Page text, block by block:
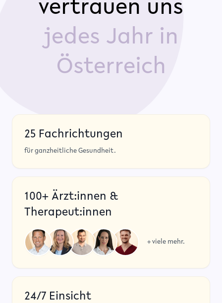
vertrauen uns
jedes Jahr in
Österreich
25 Fachrichtungen
für ganzheitliche Gesundheit.
100+ Ärzt:innen &
Therapeut:innen
+ viele mehr.
24/7 Einsicht